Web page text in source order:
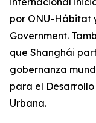
por ONU-Hábitat
Government.
que Shanghái
gobernanza
para el
Urbana.